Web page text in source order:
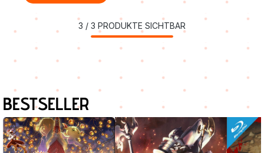
3 / 3 PRODUKTE SICHTBAR
Produktgalerie überspringen
BESTSELLER